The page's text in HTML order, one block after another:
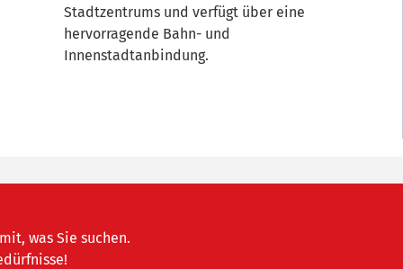
Stadtzentrums und verfügt über eine
hervorragende Bahn- und
Innenstadtanbindung.
was Sie suchen.